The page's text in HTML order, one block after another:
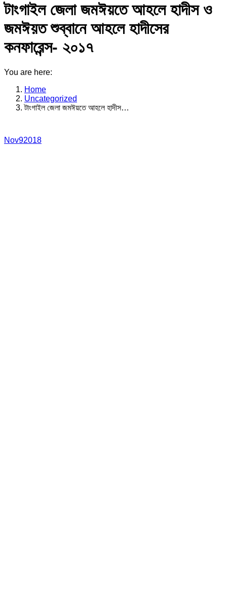
টাংগাইল জেলা জমঈয়তে আহলে হাদীস ও
জমঈয়ত শুব্বানে আহলে হাদীসের
কনফারেন্স- ২০১৭
You are here:
Home
Uncategorized
টাংগাইল জেলা জমঈয়তে আহলে হাদীস…
Nov92018